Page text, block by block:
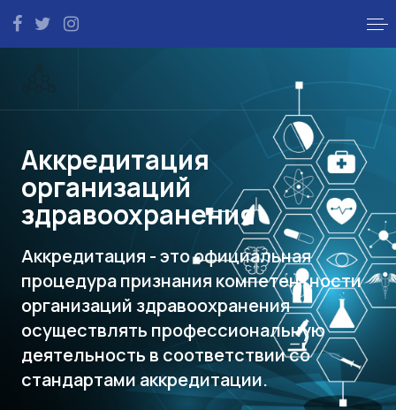
Аккредитация
организаций
здравоохранения
Аккредитация - это официальная
процедура признания компетентности
организаций здравоохранения
осуществлять профессиональную
деятельность в соответствии со
стандартами аккредитации.